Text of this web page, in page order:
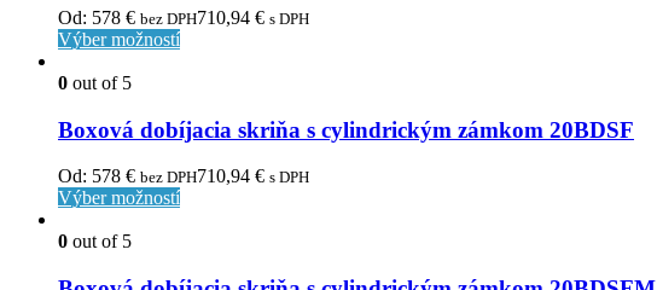
Od: 578 € bez DPH710,94 € s DPH
Výber možností
0 out of 5
Boxová dobíjacia skriňa s cylindrickým zámkom 20BDSF
Od: 578 € bez DPH710,94 € s DPH
Výber možností
0 out of 5